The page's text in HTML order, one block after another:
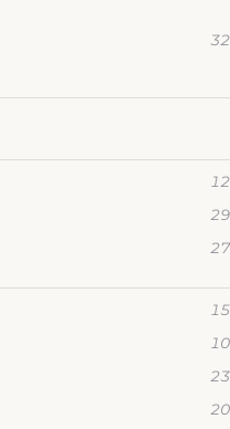
32
12
29
27
15
10
23
20